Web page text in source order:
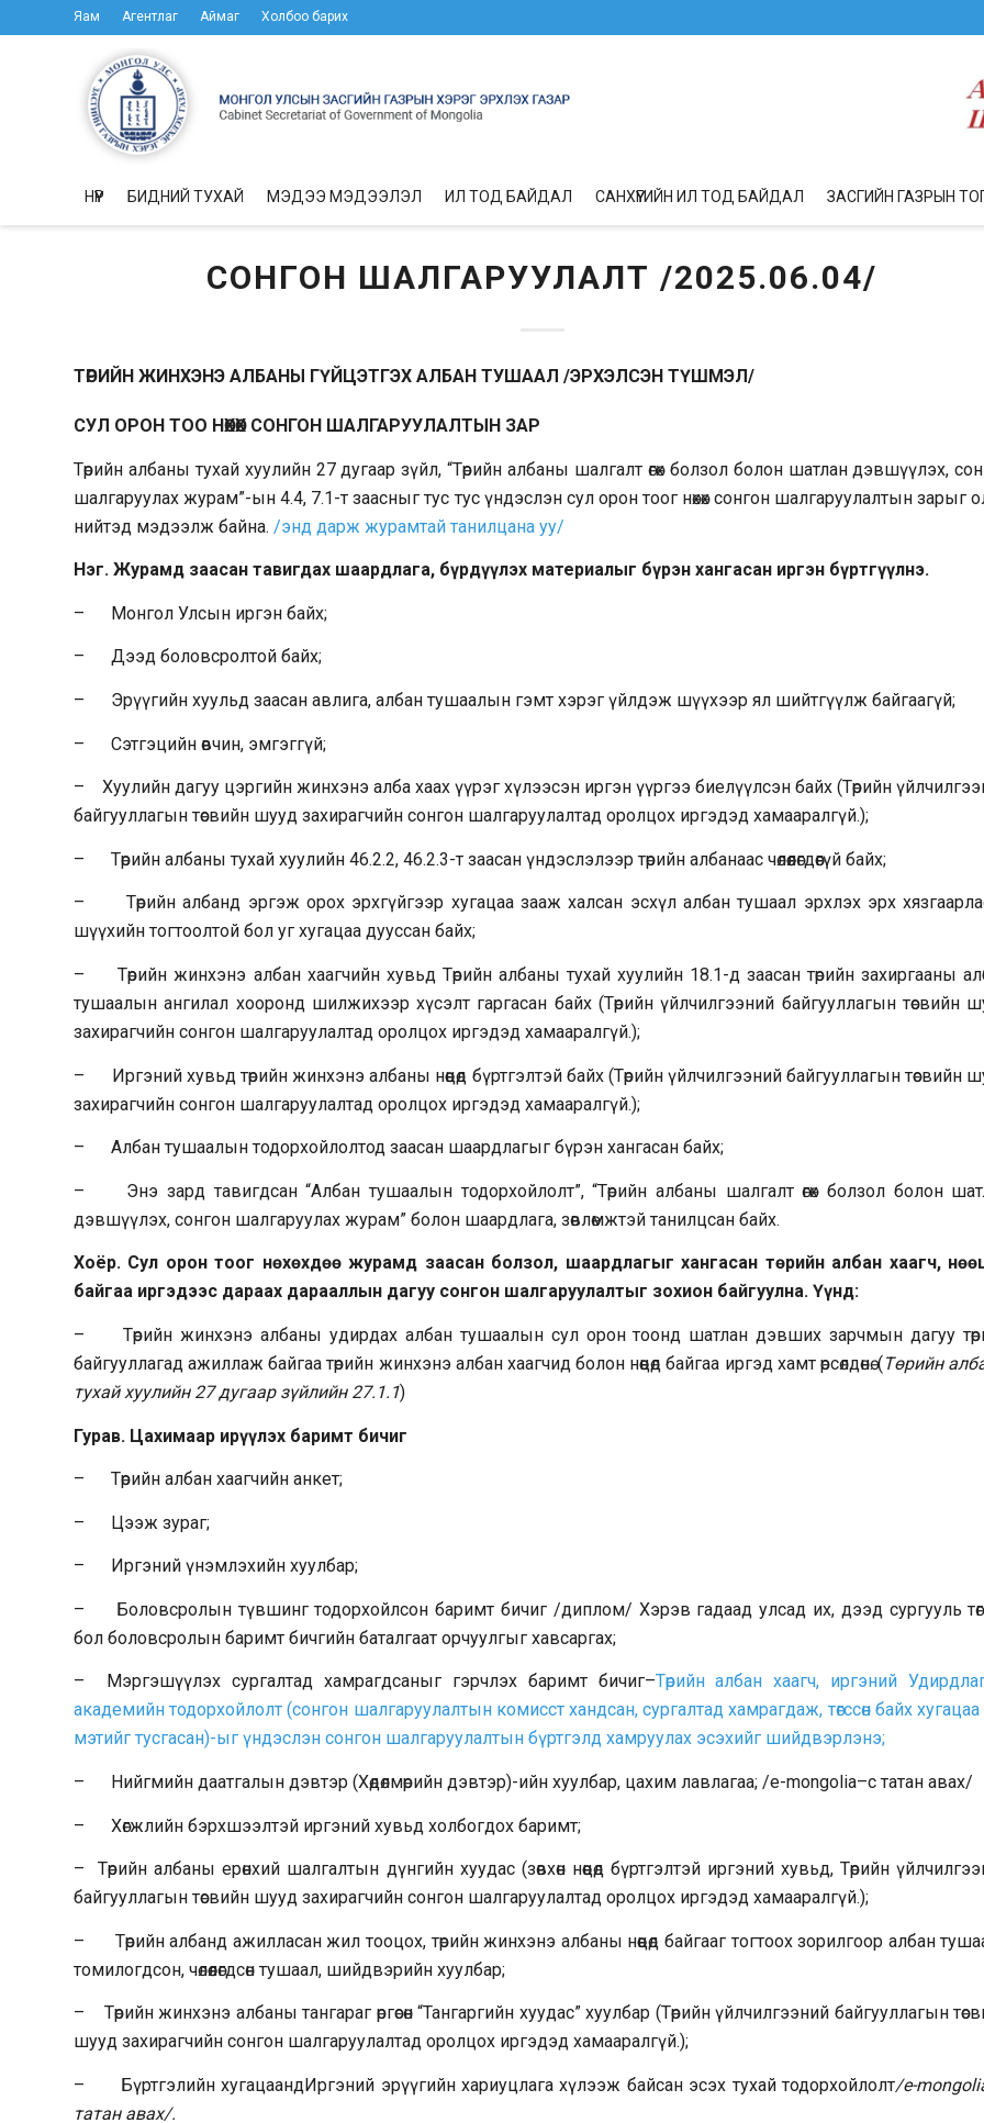
Яам Агентлаг Аймаг Холбоо барих
НҮҮР БИДНИЙ ТУХАЙ МЭДЭЭ МЭДЭЭЛЭЛ ИЛ ТОД БАЙДАЛ САНХҮҮГИЙН ИЛ ТОД БАЙДАЛ ЗАСГИЙН ГАЗРЫН
СОНГОН ШАЛГАРУУЛАЛТ /2025.06.04/
ТӨРИЙН ЖИНХЭНЭ АЛБАНЫ ГҮЙЦЭТГЭХ АЛБАН ТУШААЛ /ЭРХЭЛСЭН ТҮШМЭЛ/
СУЛ ОРОН ТОО НӨХӨХ СОНГОН ШАЛГАРУУЛАЛТЫН ЗАР
Төрийн албаны тухай хуулийн 27 дугаар зүйл, “Төрийн албаны шалгалт өгөх болзол болон шатлан дэвшүүлэх,
шалгаруулах журам”-ын 4.4, 7.1-т заасныг тус тус үндэслэн сул орон тоог нөхөх сонгон шалгаруулалтын зарыг
нийтэд мэдээлж байна. /энд дарж журамтай танилцана уу/
Нэг. Журамд заасан тавигдах шаардлага, бүрдүүлэх материалыг бүрэн хангасан иргэн бүртгүүлнэ.
– Монгол Улсын иргэн байх;
– Дээд боловсролтой байх;
– Эрүүгийн хуульд заасан авлига, албан тушаалын гэмт хэрэг үйлдэж шүүхээр ял шийтгүүлж байгаагүй;
– Сэтгэцийн өвчин, эмгэггүй;
– Хуулийн дагуу цэргийн жинхэнэ алба хаах үүрэг хүлээсэн иргэн үүргээ биелүүлсэн байх (Төрийн
байгууллагын төсвийн шууд захирагчийн сонгон шалгаруулалтад оролцох иргэдэд хамааралгүй.);
– Төрийн албаны тухай хуулийн 46.2.2, 46.2.3-т заасан үндэслэлээр төрийн албанаас чөлөөлөгдөөгүй байх;
– Төрийн албанд эргэж орох эрхгүйгээр хугацаа зааж халсан эсхүл албан тушаал эрхлэх эрх
шүүхийн тогтоолтой бол уг хугацаа дууссан байх;
– Төрийн жинхэнэ албан хаагчийн хувьд Төрийн албаны тухай хуулийн 18.1-д заасан төрийн захиргааны
тушаалын ангилал хооронд шилжихээр хүсэлт гаргасан байх (Төрийн үйлчилгээний байгууллагын төсвийн
захирагчийн сонгон шалгаруулалтад оролцох иргэдэд хамааралгүй.);
– Иргэний хувьд төрийн жинхэнэ албаны нөөцөд бүртгэлтэй байх (Төрийн үйлчилгээний байгууллагын төсвийн
захирагчийн сонгон шалгаруулалтад оролцох иргэдэд хамааралгүй.);
– Албан тушаалын тодорхойлолтод заасан шаардлагыг бүрэн хангасан байх;
– Энэ зард тавигдсан “Албан тушаалын тодорхойлолт”, “Төрийн албаны шалгалт өгөх болзол болон
дэвшүүлэх, сонгон шалгаруулах журам” болон шаардлага, зөвлөмжтэй танилцсан байх.
Хоёр. Сул орон тоог нөхөхдөө журамд заасан болзол, шаардлагыг хангасан төрийн албан хаагч,
байгаа иргэдээс дараах дарааллын дагуу сонгон шалгаруулалтыг зохион байгуулна. Үүнд:
– Төрийн жинхэнэ албаны удирдах албан тушаалын сул орон тоонд шатлан дэвших зарчмын дагуу
байгууллагад ажиллаж байгаа төрийн жинхэнэ албан хаагчид болон нөөцөд байгаа иргэд хамт өрсөлдөнө. (Төрийн
тухай хуулийн 27 дугаар зүйлийн 27.1.1)
Гурав. Цахимаар ирүүлэх баримт бичиг
– Төрийн албан хаагчийн анкет;
– Цээж зураг;
– Иргэний үнэмлэхийн хуулбар;
– Боловсролын түвшинг тодорхойлсон баримт бичиг /диплом/ Хэрэв гадаад улсад их, дээд сургууль
бол боловсролын баримт бичгийн баталгаат орчуулгыг хавсаргах;
– Мэргэшүүлэх сургалтад хамрагдсаныг гэрчлэх баримт бичиг–Төрийн албан хаагч, иргэний
академийн тодорхойлолт (сонгон шалгаруулалтын комисст хандсан, сургалтад хамрагдаж, төгссөн байх хугацаа
мэтийг тусгасан)-ыг үндэслэн сонгон шалгаруулалтын бүртгэлд хамруулах эсэхийг шийдвэрлэнэ;
– Нийгмийн даатгалын дэвтэр (Хөдөлмөрийн дэвтэр)-ийн хуулбар, цахим лавлагаа; /e-mongolia–с татан авах/
– Хөгжлийн бэрхшээлтэй иргэний хувьд холбогдох баримт;
– Төрийн албаны ерөнхий шалгалтын дүнгийн хуудас (зөвхөн нөөцөд бүртгэлтэй иргэний хувьд, Төрийн
байгууллагын төсвийн шууд захирагчийн сонгон шалгаруулалтад оролцох иргэдэд хамааралгүй.);
– Төрийн албанд ажилласан жил тооцох, төрийн жинхэнэ албаны нөөцөд байгааг тогтоох зорилгоор албан
томилогдсон, чөлөөлөгдсөн тушаал, шийдвэрийн хуулбар;
– Төрийн жинхэнэ албаны тангараг өргөсөн “Тангаргийн хуудас” хуулбар (Төрийн үйлчилгээний байгууллагын
шууд захирагчийн сонгон шалгаруулалтад оролцох иргэдэд хамааралгүй.);
– Бүртгэлийн хугацаандИргэний эрүүгийн хариуцлага хүлээж байсан эсэх тухай тодорхойлолт/e-
татан авах/.